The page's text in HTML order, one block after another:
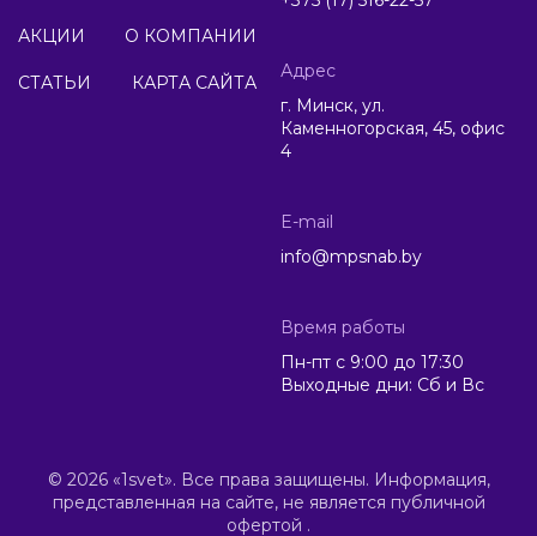
АКЦИИ О КОМПАНИИ
СТАТЬИ КАРТА САЙТА
Адрес
г. Минск, ул.
Каменногорская, 45, офис
4
E-mail
info@mpsnab.by
Время работы
Пн-пт с 9:00 до 17:30
Выходные дни: Сб и Вс
© 2026 «1svet». Все права защищены. Информация,
представленная на сайте, не является публичной
офертой .